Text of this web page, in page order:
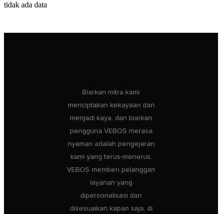
tidak ada data
Biarkan mitra kami
menciptakan kekayaan dan
menjadi kaya, dan biarkan
pengguna VEBOS merasa
nyaman adalah pengejaran
kami yang terus-menerus.
VEBOS memberi pelanggan
layanan yang
dipersonalisasi dan
disesuaikan kapan saja, di